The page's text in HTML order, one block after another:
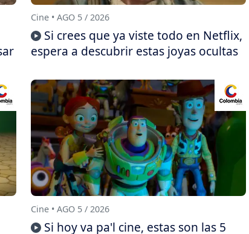
Cine • AGO 5 / 2026
Si crees que ya viste todo en Netflix,
espera a descubrir estas joyas ocultas
Cine • AGO 5 / 2026
Si hoy va pa'l cine, estas son las 5